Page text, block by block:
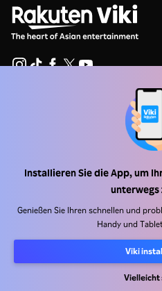
Installieren Sie die App, um
unterwegs
Genießen Sie Ihren schnellen und
Handy und
Viki
Vielleicht
Arbeiten Sie mit uns zusammen
Vertriebspartner
Pressezentrum
Datenschutzrichtlinie